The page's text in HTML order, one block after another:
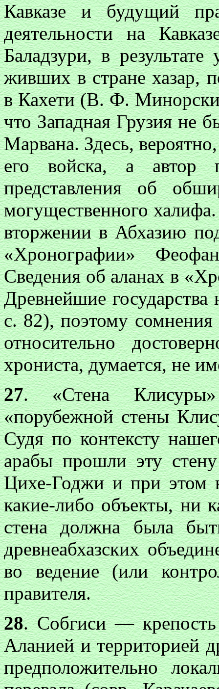
Кавказе и будущий
деятельности на
Баладзури, в
живших в стране хазар,
в Кахети (В. Ф.
что Западная Грузия не
Марвана. Здесь,
его войска, а автор
представления об
могущественного
вторжении в Абхазию
«Хронографии»
Сведения об аланах в
Древнейшие
с. 82), поэтому
относительно
хрониста, думается, не
27. «Стена
«порубежной стены
Судя по контексту
арабы прошли эту
Цихе-Годжи и при этом
какие-либо объекты, ни
стена должна была
древнеабхазских
во ведение (или
правителя.
28. Собгиси —
Аланией и территорией
предположительно